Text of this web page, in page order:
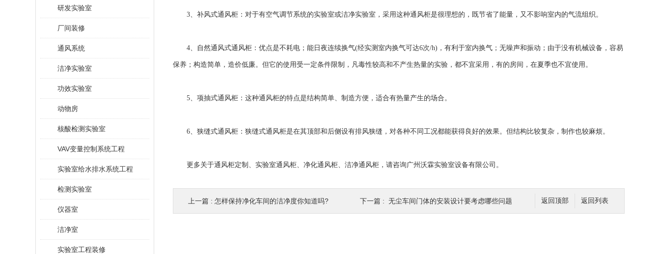
研发实验室
厂间装修
通风系统
洁净实验室
功效实验室
动物房
核酸检测实验室
VAV变量控制系统工程
实验室给水排水系统工程
检测实验室
仪器室
洁净室
实验室工程装修
3、补风式通风柜：对于有空气调节系统的实验室或洁净实验室，采用这种通风柜是很理想的，既节省了能量，又不影响室内的气流组织。
4、自然通风式通风柜：优点是不耗电；能日夜连续换气(经实测室内换气可达6次/h)，有利于室内换气；无噪声和振动；由于没有机械设备，容易
保养；构造简单，造价低廉。但它的使用受一定条件限制，凡毒性较高和不产生热量的实验，都不宜采用，有的房间，在夏季也不宜使用。
5、项抽式通风柜：这种通风柜的特点是结构简单、制造方便，适合有热量产生的场合。
6、狭缝式通风柜：狭缝式通风柜是在其顶部和后侧设有排风狭缝，对各种不同工况都能获得良好的效果。但结构比较复杂，制作也较麻烦。
更多关于通风柜定制、实验室通风柜、净化通风柜、洁净通风柜，请咨询广州沃霖实验室设备有限公司。
返回列表
返回顶部
上一篇 : 怎样保持净化车间的洁净度你知道吗? 下一篇 : 无尘车间门体的安装设计要考虑哪些问题